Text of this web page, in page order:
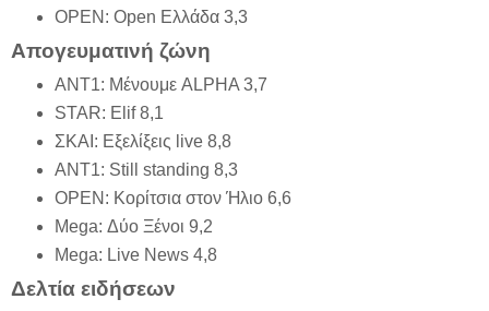
OPEN: Open Ελλάδα 3,3
Απογευματινή ζώνη
ΑΝΤ1: Μένουμε ALPHA 3,7
STAR: Elif 8,1
ΣΚΑΙ: Εξελίξεις live 8,8
ΑΝΤ1: Still standing 8,3
OPEN: Κορίτσια στον Ήλιο 6,6
Mega: Δύο Ξένοι 9,2
Mega: Live News 4,8
Δελτία ειδήσεων